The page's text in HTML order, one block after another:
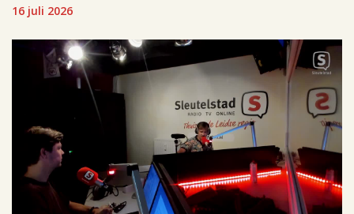
16 juli 2026